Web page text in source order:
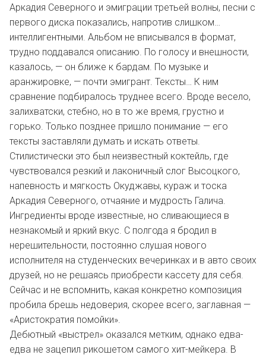
Аркадия Северного и эмиграции третьей волны, песни с
первого диска показались, напротив слишком…
интеллигентными. Альбом не вписывался в формат,
трудно поддавался описанию. По голосу и внешности,
казалось, — он ближе к бардам. По музыке и
аранжировке, — почти эмигрант. Тексты… К ним
сравнение подбиралось труднее всего. Вроде весело,
залихватски, стебно, но в то же время, грустно и
горько. Только позднее пришло понимание — его
тексты заставляли думать и искать ответы.
Стилистически это был неизвестный коктейль, где
чувствовался резкий и лаконичный слог Высоцкого,
напевность и мягкость Окуджавы, кураж и тоска
Аркадия Северного, отчаяние и мудрость Галича.
Ингредиенты вроде известные, но сливающиеся в
незнакомый и яркий вкус. С полгода я бродил в
нерешительности, постоянно слушая нового
исполнителя на студенческих вечеринках и в авто своих
друзей, но не решаясь приобрести кассету для себя.
Сейчас и не вспомнить, какая конкретно композиция
пробила брешь недоверия, скорее всего, заглавная —
«Аристократия помойки».
Дебютный «выстрел» оказался метким, однако едва-
едва не зацепил рикошетом самого хит-мейкера. В